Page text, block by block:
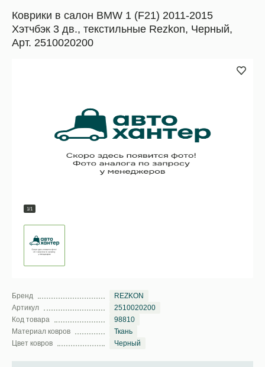
Коврики в салон BMW 1 (F21) 2011-2015
Хэтчбэк 3 дв., текстильные Rezkon, Черный,
Арт. 2510020200
1/1
Бренд
REZKON
Артикул
2510020200
Код товара
98810
Материал ковров
Ткань
Цвет ковров
Черный